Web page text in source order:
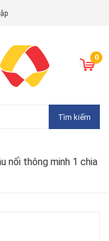
0
Tìm kiếm
nối thông minh 1 chia